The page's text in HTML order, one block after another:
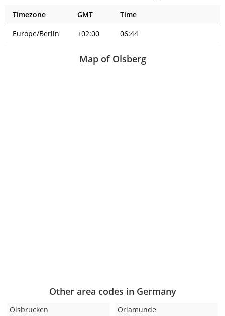
Timezone GMT
Time
Europe/Berlin
+02:00 06:45
Map of Olsberg
Other area codes in Germany
Olsbrucken Orlamunde